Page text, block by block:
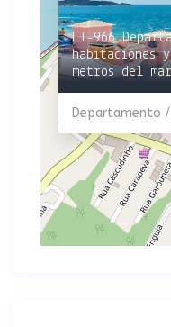
LI-966
habitaciones
metros del
Departamento /